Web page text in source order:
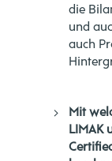
die
und
auch
Mit
LIMAK